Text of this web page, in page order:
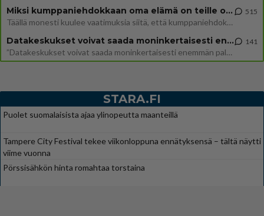
Miksi kumppaniehdokkaan oma elämä on teille ongelma?
Täällä monesti kuulee vaatimuksia siitä, että kumppaniehdokkaalla ei saisi olla lemmikkejä, lapsia, kavereita, eksiä, su
515
Datakeskukset voivat saada moninkertaisesti enemmän palautuksia kuin mitä ne maksavat veroja
”Datakeskukset voivat saada moninkertaisesti enemmän palautuksia kuin mitä ne maksavat veroja”, sanoo professori Jussi K
141
STARA.FI
Puolet suomalaisista ajaa ylinopeutta maanteillä
Tampere City Festival tekee viikonloppuna ennätyksensä – tältä näytti
viime vuonna
Pörssisähkön hinta romahtaa torstaina